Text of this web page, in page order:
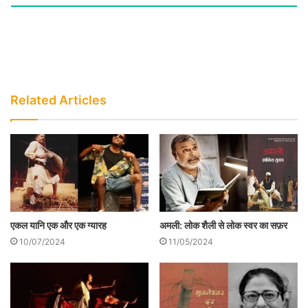
अपने नुक्कड़ नाटकों में उठाते हैं और उन पर अपनी
Related Articles
एकल यानि एक और एक ग्यारह
10/07/2024
अमली: लोक शैली से लोक स्वर का सफ़र
11/05/2024